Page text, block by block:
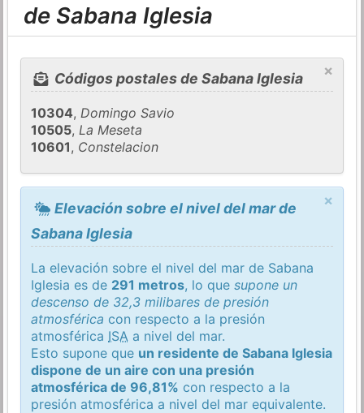
de Sabana Iglesia
×
Códigos postales de Sabana Iglesia
10304,Domingo Savio
10505,La Meseta
10601, Constelacion
×
Elevación sobre el nivel del mar de
Sabana Iglesia
La elevación sobre el nivel del mar de Sabana
Iglesia es de 291 metros, lo quesupone un
descenso de 32,3 milibares de presión
atmosférica con respecto a la presión
atmosférica ISA a nivel del mar.
Esto supone que un residente de Sabana Iglesia
dispone de un aire con una presión
atmosférica de 96,81% con respecto a la
presión atmosférica a nivel del mar equivalente.